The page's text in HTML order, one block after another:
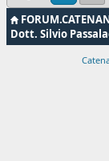
Dott. Silvio